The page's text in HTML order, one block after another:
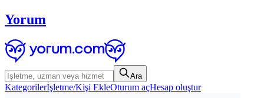
Yorum
Ara
Kategorilerİşletme/Kişi EkleOturum açHesap oluştur